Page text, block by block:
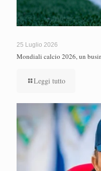
25 Luglio 2026
Mondiali calcio 2026, un
Leggi tutto